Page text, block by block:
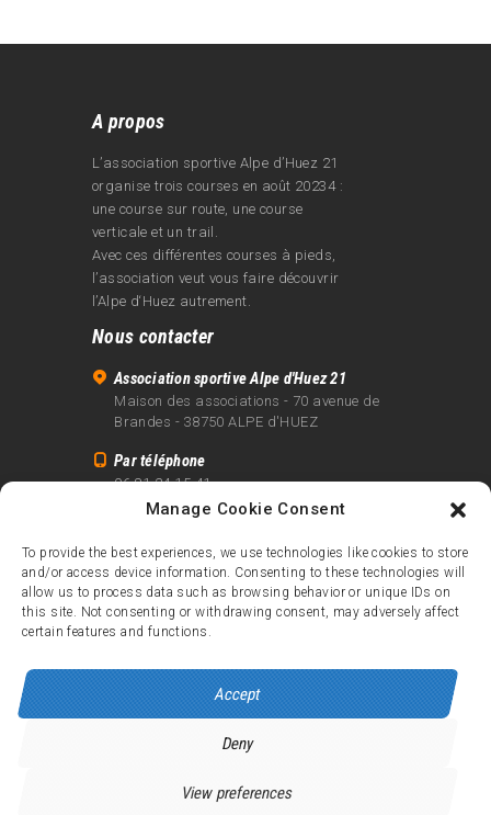
Manage Cookie Consent
To provide the best experiences, we use technologies like cookies to store
and/or access device information. Consenting to these technologies will
allow us to process data such as browsing behavior or unique IDs on
this site. Not consenting or withdrawing consent, may adversely affect
certain features and functions.
Accept
Deny
View preferences
A propos
L’association sportive Alpe d’Huez 21
organise trois courses en août 20234 :
une course sur route, une course
verticale et un trail.
Avec ces différentes courses à pieds,
l’association veut vous faire découvrir
l’Alpe d‘Huez autrement.
Nous contacter
Association sportive Alpe d'Huez 21
Maison des associations - 70 avenue de
Brandes - 38750 ALPE d'HUEZ
Par téléphone
06 81 24 15 41
info@alpe21.fr
Mentions légales
Contact
crédits